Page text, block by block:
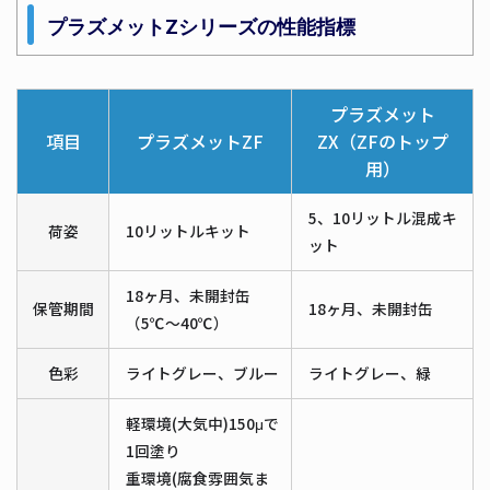
プラズメットZシリーズの性能指標
項目 プラズメットZF
プラズメット
ZX（ZFのトップ
用）
荷姿 10リットルキット
5、10リットル混成キ
ット
保管期間
18ヶ月、未開封缶
（5℃～40℃）
18ヶ月、未開封缶
色彩 ライトグレー、ブルー ライトグレー、緑
軽環境(大気中)150μで
1回塗り
重環境(腐食雰囲気ま